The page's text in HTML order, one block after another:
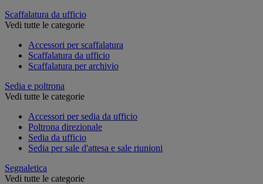
Scaffalatura da ufficio
Vedi tutte le categorie
Accessori per scaffalatura
Scaffalatura da ufficio
Scaffalatura per archivio
Sedia e poltrona
Vedi tutte le categorie
Accessori per sedia da ufficio
Poltrona direzionale
Sedia da ufficio
Sedia per sale d'attesa e sale riunioni
Segnaletica
Vedi tutte le categorie